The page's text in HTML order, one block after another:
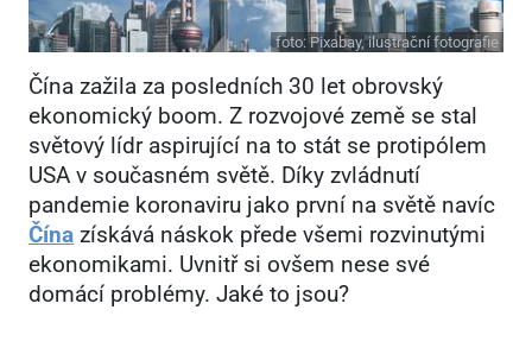
foto:Pixabay, ilustrační fotografie
Čína zažila za posledních 30 let obrovský
ekonomický boom. Z rozvojové země se stal
světový lídr aspirující na to stát se protipólem
USA v současném světě. Díky zvládnutí
pandemie koronaviru jako první na světě navíc
Čína získává náskok přede všemi rozvinutými
ekonomikami. Uvnitř si ovšem nese své
domácí problémy. Jaké to jsou?